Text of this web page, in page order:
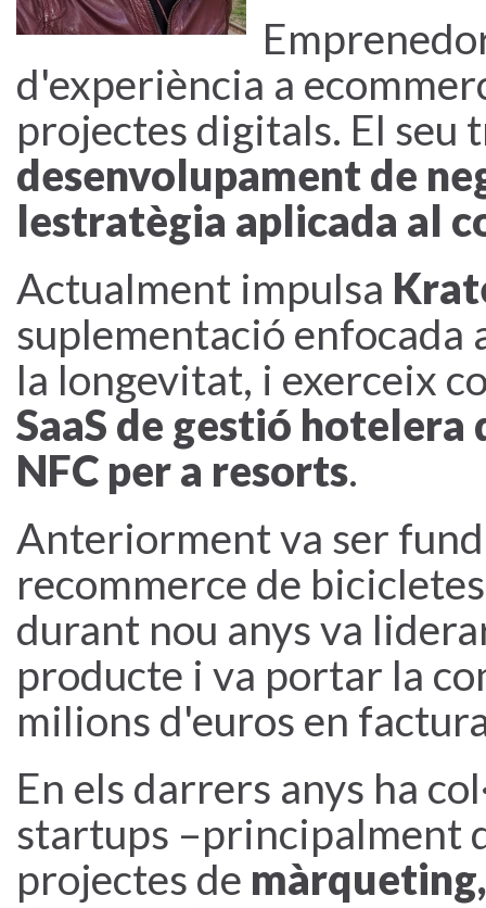
d'experiència a
projectes digitals. El seu
desenvolupament de
lestratègia aplicada al
Actualment impulsa
suplementació enfocada
la longevitat, i exerceix
SaaS de gestió
NFC per a resorts.
Anteriorment va ser
recommerce de
durant nou anys va
producte i va portar la
milions d'euros en
En els darrers anys ha
startups –principalment
projectes de